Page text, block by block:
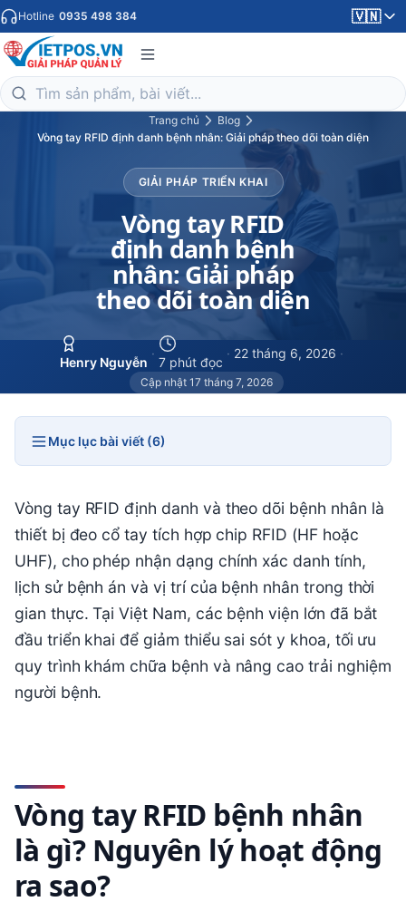
Hotline 0935 498 384 🇻🇳
Trang chủ
Blog
Vòng tay RFID định danh bệnh nhân: Giải pháp theo dõi toàn diện
GIẢI PHÁP TRIỂN KHAI
Vòng tay RFID
định danh bệnh
nhân: Giải pháp
theo dõi toàn diện
Henry Nguyễn
·
7 phút đọc
· 22 tháng 6, 2026 ·
Cập nhật 17 tháng 7, 2026
Mục lục bài viết (6)
Vòng tay RFID định danh và theo dõi bệnh nhân là
thiết bị đeo cổ tay tích hợp chip RFID (HF hoặc
UHF), cho phép nhận dạng chính xác danh tính,
lịch sử bệnh án và vị trí của bệnh nhân trong thời
gian thực. Tại Việt Nam, các bệnh viện lớn đã bắt
đầu triển khai để giảm thiểu sai sót y khoa, tối ưu
quy trình khám chữa bệnh và nâng cao trải nghiệm
người bệnh.
Vòng tay RFID bệnh nhân
là gì? Nguyên lý hoạt động
ra sao?